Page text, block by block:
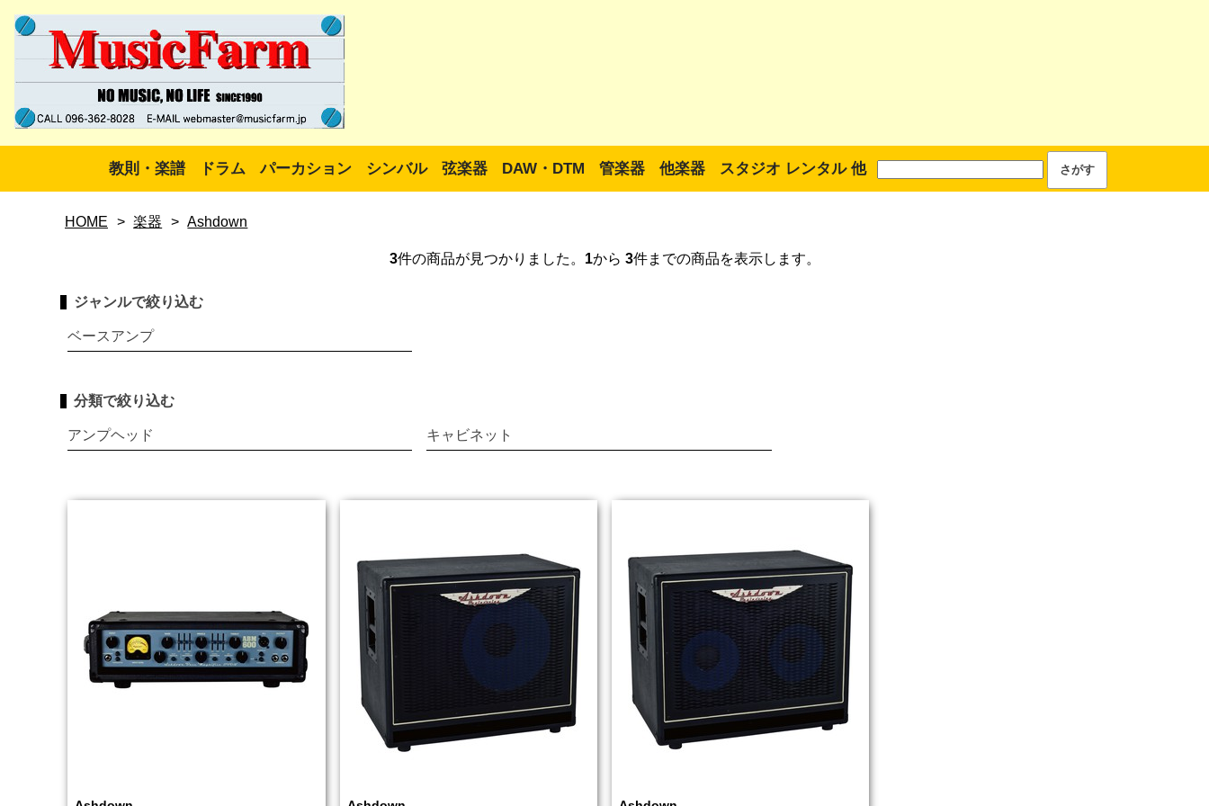
教則・楽譜 ドラム パーカション シンバル 弦楽器 DAW・DTM 管楽器 他楽器 スタジオ レンタル 他
HOME > 楽器 > Ashdown
3件の商品が見つかりました。 1から 3件までの商品を表示します。
ジャンルで絞り込む
ベースアンプ
分類で絞り込む
アンプヘッド キャビネット